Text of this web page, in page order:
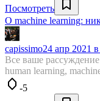
Посмотреть
О machine learning:
capissimo24 апр 2021
Все ваше
human learning,
-5